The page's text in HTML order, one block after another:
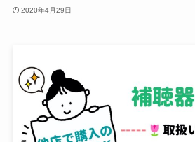
2020年4月29日